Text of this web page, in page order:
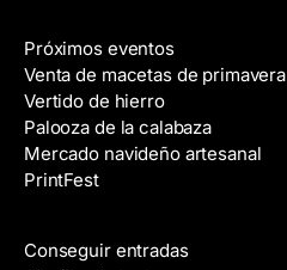
e
l
e
c
t
r
i
Próximos eventos
Venta de macetas de primavera
Vertido de hierro
Palooza de la calabaza
Mercado navideño artesanal
PrintFest
Conseguir entradas